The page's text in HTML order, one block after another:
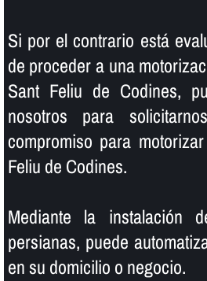
Si por el contrario está
de proceder a una
Sant Feliu de Codines,
nosotros para
compromiso para
Feliu de Codines.
Mediante la instalación
persianas, puede
en su domicilio o negocio.